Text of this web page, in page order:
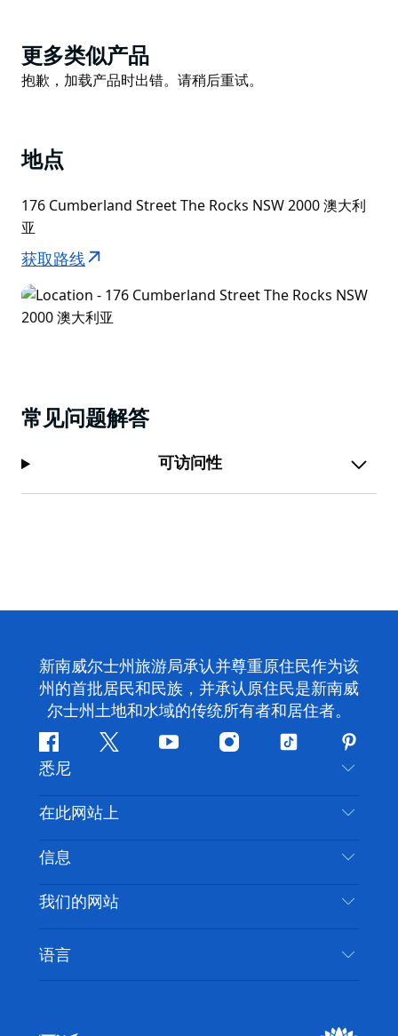
体验。
Chi's 健康俱乐部拥有设备齐全的健身房、室内温水游泳
Product
List
更多类似产品
Product
抱歉，加载产品时出错。请稍后重试。
地点
176 Cumberland Street The Rocks NSW 2000 澳大利
亚
获取路线
常见问题解答
可访问性
新南威尔士州旅游局承认并尊重原住民作为该
州的首批居民和民族，并承认原住民是新南威
尔士州土地和水域的传统所有者和居住者。
Facebook叽
喳
喳
YouTubeInstagram
抖
悉尼
联系我们
免责声明
隐私
Cookie 通知
在此网站上
目的地
推荐活动
新南威尔士州公路旅行
活动
住宿
信息
旅行信息
无障碍悉尼
列出您的业务
我们的网站
语言